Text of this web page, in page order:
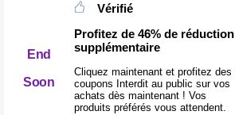
End
Soon
Vérifié
Profitez de 46% de réduction
supplémentaire
Cliquez maintenant et profitez des
coupons Interdit au public sur vos
achats dès maintenant ! Vos
produits préférés vous attendent.